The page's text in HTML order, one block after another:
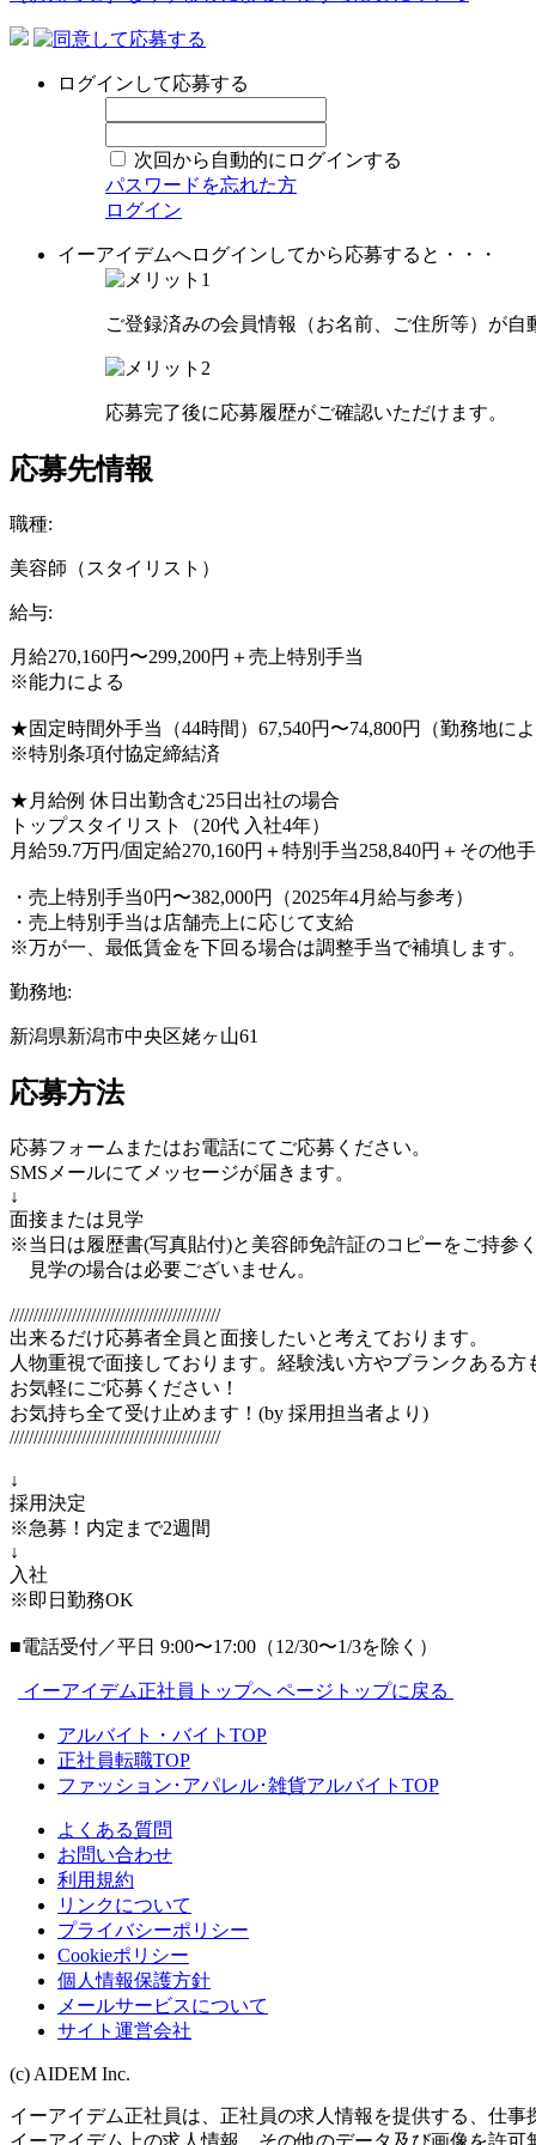
ログインして応募する
次回から自動的にログインする
パスワードを忘れた方
ログイン
イーアイデムへログインしてから応募すると・・・
ご登録済みの会員情報（お名前、ご住所等）が自
応募完了後に応募履歴がご確認いただけます。
応募先情報
職種:
美容師（スタイリスト）
給与:
月給270,160円〜299,200円＋売上特別手当
※能力による
★固定時間外手当（44時間）67,540円〜74,800円（勤務地に
※特別条項付協定締結済
★月給例 休日出勤含む25日出社の場合
トップスタイリスト（20代 入社4年）
月給59.7万円/固定給270,160円＋特別手当258,840円＋その他
・売上特別手当0円〜382,000円（2025年4月給与参考）
・売上特別手当は店舗売上に応じて支給
※万が一、最低賃金を下回る場合は調整手当で補填します。
勤務地:
新潟県新潟市中央区姥ヶ山61
応募方法
応募フォームまたはお電話にてご応募ください。
SMSメールにてメッセージが届きます。
↓
面接または見学
※当日は履歴書(写真貼付)と美容師免許証のコピーをご持参く
見学の場合は必要ございません。
////////////////////////////////////////////
出来るだけ応募者全員と面接したいと考えております。
人物重視で面接しております。経験浅い方やブランクある方
お気軽にご応募ください！
お気持ち全て受け止めます！(by 採用担当者より)
////////////////////////////////////////////
↓
採用決定
※急募！内定まで2週間
↓
入社
※即日勤務OK
■電話受付／平日 9:00〜17:00（12/30〜1/3を除く）
イーアイデム正社員トップへ ページトップに戻る
アルバイト・バイトTOP
正社員転職TOP
ファッション･アパレル･雑貨アルバイトTOP
よくある質問
お問い合わせ
利用規約
リンクについて
プライバシーポリシー
Cookieポリシー
個人情報保護方針
メールサービスについて
サイト運営会社
(c) AIDEM Inc.
イーアイデム正社員は、正社員の求人情報を提供する、仕事
イーアイデム上の求人情報、その他のデータ及び画像を許可